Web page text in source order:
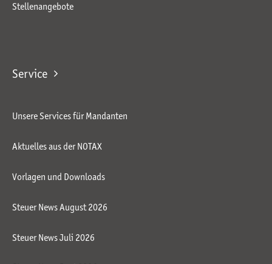
Stellenangebote
Service
Unsere Services für Mandanten
Aktuelles aus der NOTAX
Vorlagen und Downloads
Steuer News August 2026
Steuer News Juli 2026